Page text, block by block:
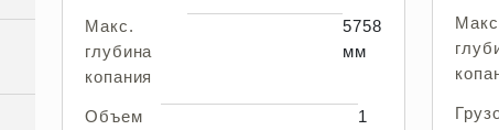
Макс.
глубина
копания
5758
мм
Объем
1